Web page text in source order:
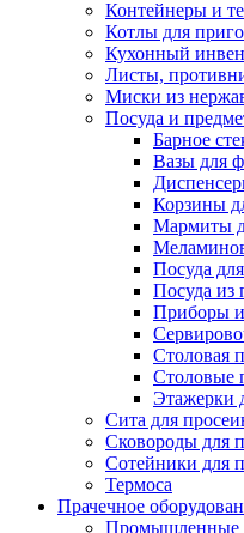
Контейнеры и
Котлы для
Кухонный
Листы,
Миски из
Посуда и
Барное
Вазы для
Корзины
Мармиты
Посуда
Посуда из
Приборы и
Столовая
Столовые
Этажерки
Сита для
Сковороды для
Сотейники для
Термоса
Прачечное
Промышленные